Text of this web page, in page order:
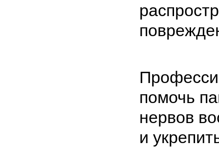
помочь
нервов
и